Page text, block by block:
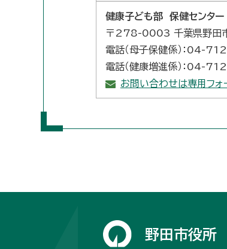
健康子ども部 保健センター
〒278-0003 千葉県野田
電話（母子保健係）：04-
電話（健康増進係）：04-
お問い合わせは専用フォ
野田市役所